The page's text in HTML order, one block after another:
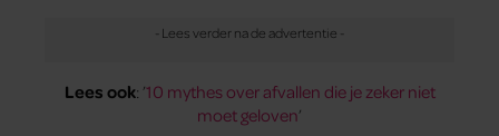
Lees ook: ’10 mythes over afvallen die je zeker niet
moet geloven’